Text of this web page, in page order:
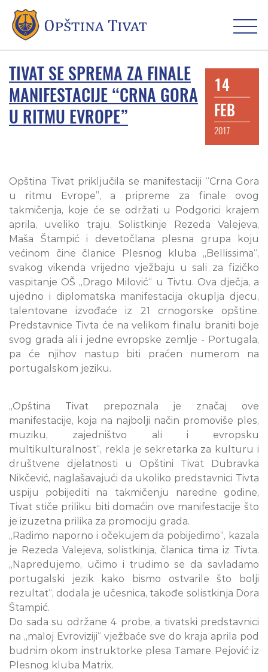
TIVAT SE SPREMA ZA FINALE
MANIFESTACIJE “CRNA GORA
U RITMU EVROPE”
14
FEB
2017
Opština Tivat priključila se manifestaciji “Crna Gora
u ritmu Evrope”, a pripreme za finale ovog
takmičenja, koje će se održati u Podgorici krajem
aprila, uveliko traju. Solistkinje Rezeda Valejeva,
Maša Štampić i devetočlana plesna grupa koju
većinom čine članice Plesnog kluba „Bellissima“,
svakog vikenda vrijedno vježbaju u sali za fizičko
vaspitanje OŠ „Drago Milović“ u Tivtu. Ova dječja, a
ujedno i diplomatska manifestacija okuplja djecu,
talentovane izvođaće iz 21 crnogorske opštine.
Predstavnice Tivta će na velikom finalu braniti boje
svog grada ali i jedne evropske zemlje - Portugala,
pa će njihov nastup biti praćen numerom na
portugalskom jeziku.
„Opština Tivat prepoznala je značaj ove
manifestacije, koja na najbolji način promoviše ples,
muziku, zajedništvo ali i evropsku
multikulturalnost“, rekla je sekretarka za kulturu i
društvene djelatnosti u Opštini Tivat Dubravka
Nikčević, naglašavajući da ukoliko predstavnici Tivta
uspiju pobijediti na takmičenju naredne godine,
Tivat stiče priliku biti domaćin ove manifestacije što
je izuzetna prilika za promociju grada.
„Radimo naporno i očekujem da pobijedimo“, kazala
je Rezeda Valejeva, solistkinja, članica tima iz Tivta.
„Napredujemo, učimo i trudimo se da savladamo
portugalski jezik kako bismo ostvarile što bolji
rezultat“, dodala je učesnica, takođe solistkinja Dora
Štampić.
Do sada su održane 4 probe, a tivatski predstavnici
na „maloj Evroviziji“ vježbaće sve do kraja aprila pod
budnim okom instruktorke plesa Tamare Pejović iz
Plesnog kluba Matrix.